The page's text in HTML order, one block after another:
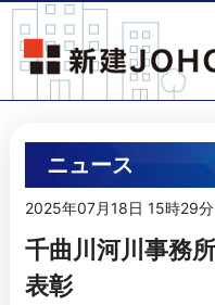
ニュース
2025年07月18日 15時29分
千曲川河川事務
表彰